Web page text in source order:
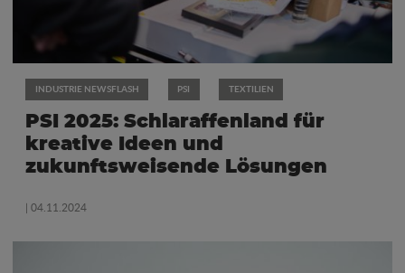
INDUSTRIE NEWSFLASH PSI TEXTILIEN
PSI 2025: Schlaraffenland für
kreative Ideen und
zukunftsweisende Lösungen
| 04.11.2024